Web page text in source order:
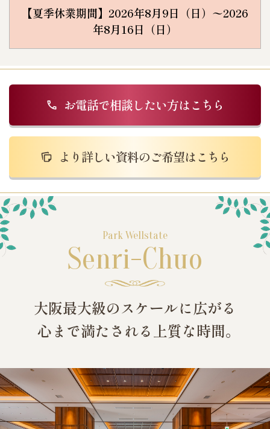
【夏季休業期間】2026年8月9日（日）〜2026
年8月16日（日）
お電話で相談したい方はこちら
より詳しい資料のご希望はこちら
Park Wellstate
Senri-Chuo
大阪最大級のスケールに広がる
心まで満たされる上質な時間。